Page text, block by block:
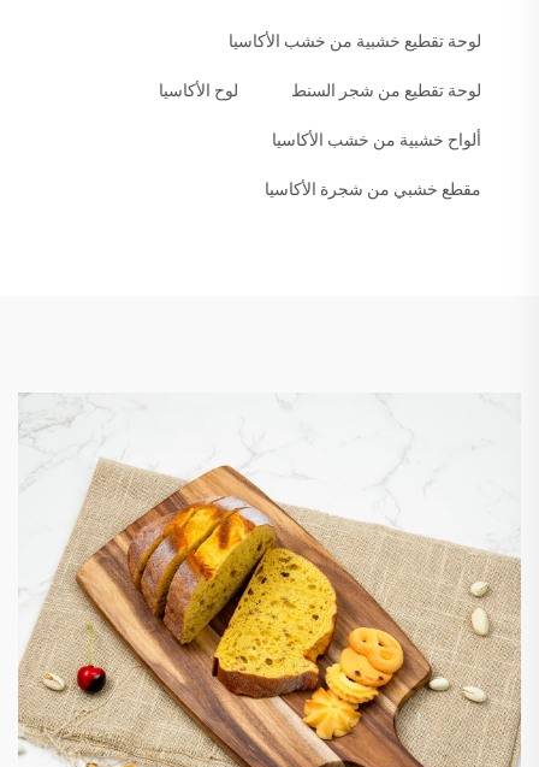
لوحة تقطيع خشبية من خشب الأكاسيا
لوحة تقطيع من شجر السنط لوح الأكاسيا
ألواح خشبية من خشب الأكاسيا
مقطع خشبي من شجرة الأكاسيا